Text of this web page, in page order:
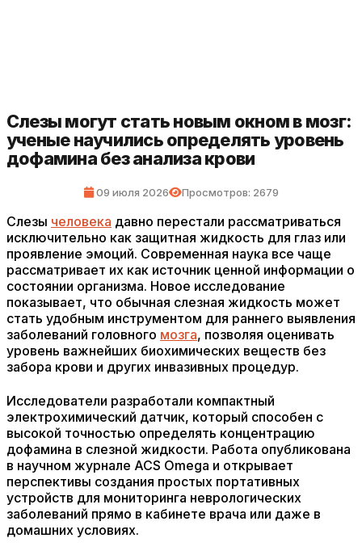
Слезы могут стать новым окном в мозг:
ученые научились определять уровень
дофамина без анализа крови
09 июля 2026 Просмотров: 2679
Слезы человека давно перестали рассматриваться
исключительно как защитная жидкость для глаз или
проявление эмоций. Современная наука все чаще
рассматривает их как источник ценной информации о
состоянии организма. Новое исследование
показывает, что обычная слезная жидкость может
стать удобным инструментом для раннего выявления
заболеваний головного мозга, позволяя оценивать
уровень важнейших биохимических веществ без
забора крови и других инвазивных процедур.
Исследователи разработали компактный
электрохимический датчик, который способен с
высокой точностью определять концентрацию
дофамина в слезной жидкости. Работа опубликована
в научном журнале ACS Omega и открывает
перспективы создания простых портативных
устройств для мониторинга неврологических
заболеваний прямо в кабинете врача или даже в
домашних условиях.